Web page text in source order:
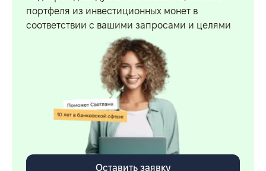
портфеля из инвестиционных монет в
соответствии с вашими запросами и целями
Оставить заявку